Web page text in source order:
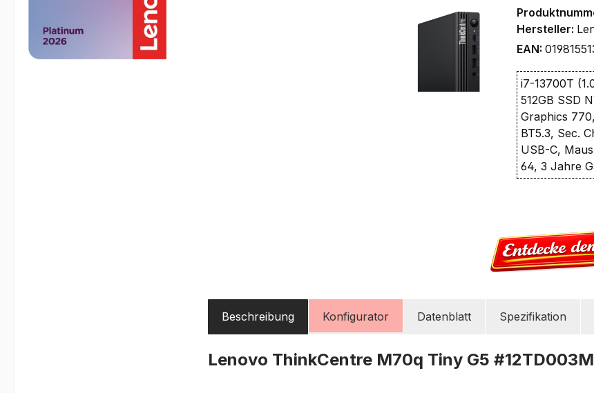
Hersteller:
EAN:
i7-13700T
512GB SSD
Graphics
BT5.3, Sec.
USB-C,
64, 3 Jahre
Beschreibung Konfigurator Datenblatt Spezifikation
Lenovo ThinkCentre M70q Tiny G5